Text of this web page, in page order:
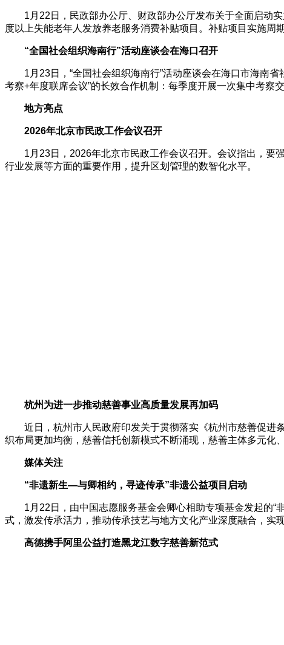
1月22日，民政部办公厅、财政部办公厅发布关于全面启动实
度以上失能老年人发放养老服务消费补贴项目。补贴项目实施周
“全国社会组织海南行”活动座谈会在海口召开
1月23日，“全国社会组织海南行”活动座谈会在海口市海南省
考察+年度联席会议”的长效合作机制：每季度开展一次集中考察
地方亮点
2026年北京市民政工作会议召开
1月23日，2026年北京市民政工作会议召开。会议指出，要强
行业发展等方面的重要作用，提升区划管理的数智化水平。
杭州为进一步推动慈善事业高质量发展再加码
近日，杭州市人民政府印发关于贯彻落实《杭州市慈善促进条
织布局更加均衡，慈善信托创新模式不断涌现，慈善主体多元化
媒体关注
“非遗新生—与卿相约，寻迹传承”非遗公益项目启动
1月22日，由中国志愿服务基金会卿心相助专项基金发起的“非
式，激发传承活力，推动传承技艺与地方文化产业深度融合，实
高德携手阿里公益打造黑龙江数字慈善新范式